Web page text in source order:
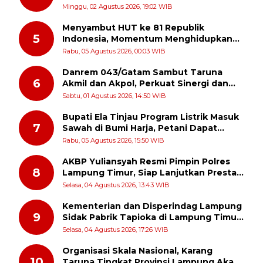
Patroli Dialogis ke Pasar dan Rumah
Minggu, 02 Agustus 2026, 19:02 WIB
5
Menyambut HUT ke 81 Republik
Indonesia, Momentum Menghidupkan
Kembali Semangat Juang Para Pahlawan
Rabu, 05 Agustus 2026, 00:03 WIB
6
Danrem 043/Gatam Sambut Taruna
Akmil dan Akpol, Perkuat Sinergi dan
Pengabdian untuk Masyarakat
Sabtu, 01 Agustus 2026, 14:50 WIB
7
Bupati Ela Tinjau Program Listrik Masuk
Sawah di Bumi Harja, Petani Dapat
Subsidi Pemasangan KWH
Rabu, 05 Agustus 2026, 15:50 WIB
8
AKBP Yuliansyah Resmi Pimpin Polres
Lampung Timur, Siap Lanjutkan Prestasi
Gemilang AKBP Heti Patmawati
Selasa, 04 Agustus 2026, 13:43 WIB
9
Kementerian dan Disperindag Lampung
Sidak Pabrik Tapioka di Lampung Timur,
PPUKI Apresiasi Langkah Pengawasan
Selasa, 04 Agustus 2026, 17:26 WIB
Organisasi Skala Nasional, Karang